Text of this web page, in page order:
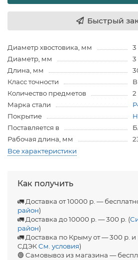
Быстрый
Диаметр хвостовика, мм
3
Диаметр, мм
3
Длина, мм
Класс точности
В
Количество предметов
2
Марка стали
Покрытие
Поставляется в
Рабочая длина, мм
Все характеристики
Как получить
🚛 Доставка от 10000 р. —
район)
🚛 Доставка до 10000 р. — 300 р. (
район)
🚛 Доставка по Крыму от — 300 р.
СДЭКСм. условия)
🟢 Самовывоз из магазина —